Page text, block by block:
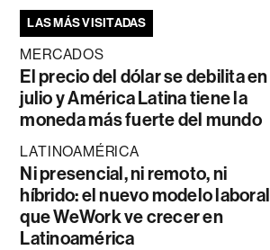
LAS MÁS VISITADAS
MERCADOS
El precio del dólar se debilita en
julio y América Latina tiene la
moneda más fuerte del mundo
LATINOAMÉRICA
Ni presencial, ni remoto, ni
híbrido: el nuevo modelo laboral
que WeWork ve crecer en
Latinoamérica